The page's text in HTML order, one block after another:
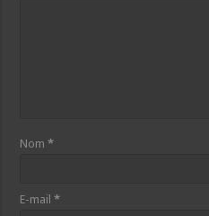
Nom*
E-mail*